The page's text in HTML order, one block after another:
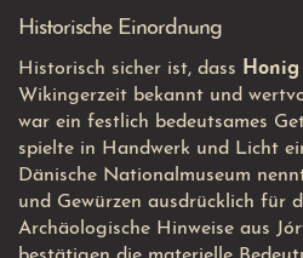
Historische Einordnung
Historisch sicher ist, dass
Wikingerzeit bekannt und
war ein festlich bedeutsames
spielte in Handwerk und Licht
Dänische Nationalmuseum
und Gewürzen ausdrücklich für
Archäologische Hinweise aus